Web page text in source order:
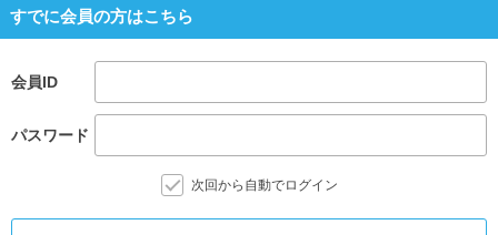
すでに会員の方はこちら
会員ID
パスワード
次回から自動でログイン